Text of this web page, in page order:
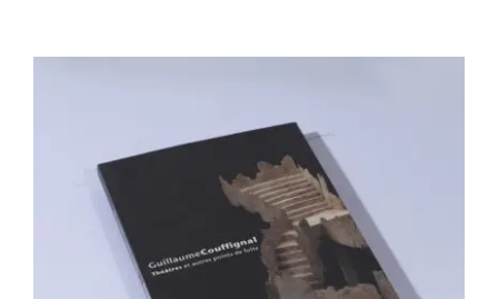
Guillaume Couffignal – Théâtres et
autres points de fuite